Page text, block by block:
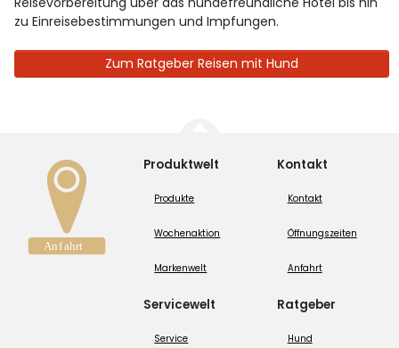
zu Einreisebestimmungen und Impfungen.
Zum Ratgeber Reisen mit Hund
Produktwelt
Produkte
Wochenaktion
Markenwelt
Servicewelt
Service
Kontakt
Kontakt
Öffnungszeiten
Anfahrt
Ratgeber
Hund